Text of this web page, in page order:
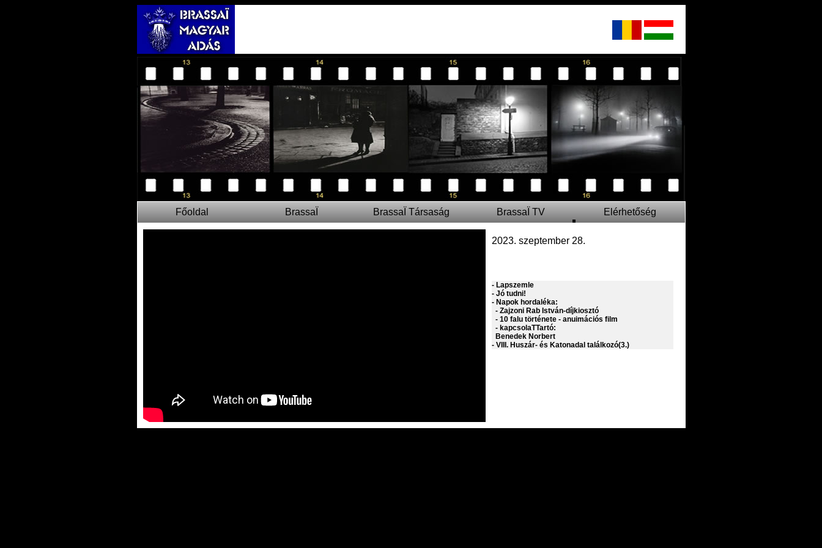
Főoldal BrassaÏ BrassaÏ Társaság BrassaÏ TV Elérhetőség
2023. szeptember 28.
- Lapszemle
- Jó tudni!
- Napok hordaléka:
- Zajzoni Rab István-díjkiosztó
- 10 falu története - anuimációs film
- kapcsolaTTartó:
Benedek Norbert
- VIII. Huszár- és Katonadal találkozó(3.)